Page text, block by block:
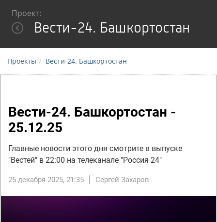
Проект:
Вести-24. Башкортостан
Проекты Вести-24. Башкортостан
Вести-24. Башкортостан -
25.12.25
Главные новости этого дня смотрите в выпуске
"Вестей" в 22:00 на телеканале "Россия 24"
25 декабря 2025, 21:35 Сергей Захаров